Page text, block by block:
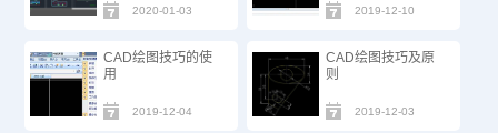
2020-01-03 2019-12-10
CAD绘图技巧的使
用
2019-12-04
CAD绘图技巧及原
则
2019-12-03